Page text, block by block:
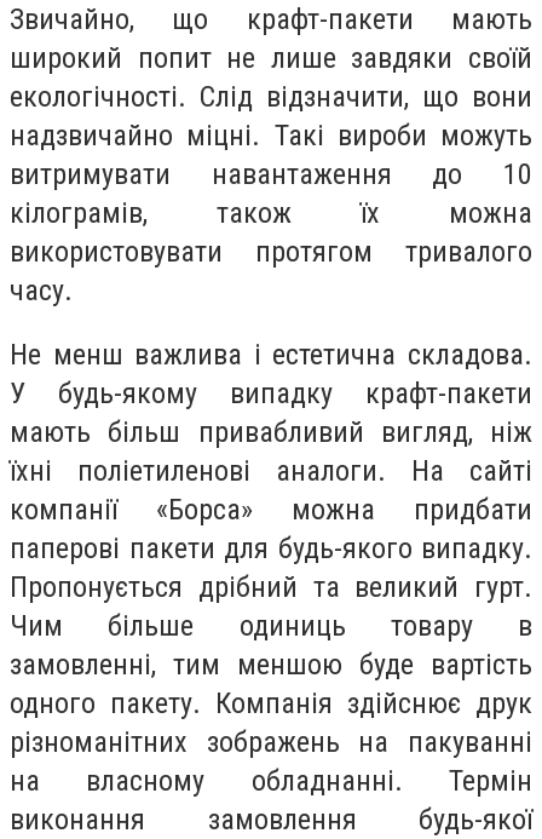
Звичайно, що крафт-пакети мають
широкий попит не лише завдяки своїй
екологічності. Слід відзначити, що вони
надзвичайно міцні. Такі вироби можуть
витримувати навантаження до 10
кілограмів, також їх можна
використовувати протягом тривалого
часу.
Не менш важлива і естетична складова.
У будь-якому випадку крафт-пакети
мають більш привабливий вигляд, ніж
їхні поліетиленові аналоги. На сайті
компанії «Борса» можна придбати
паперові пакети для будь-якого випадку.
Пропонується дрібний та великий гурт.
Чим більше одиниць товару в
замовленні, тим меншою буде вартість
одного пакету. Компанія здійснює друк
різноманітних зображень на пакуванні
на власному обладнанні. Термін
виконання замовлення будь-якої